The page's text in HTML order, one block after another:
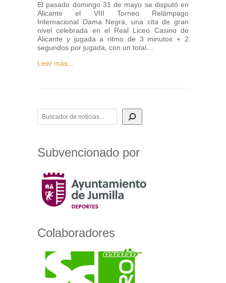
El pasado domingo 31 de mayo se disputó en
Alicante el VIII Torneo Relámpago
Internacional Dama Negra, una cita de gran
nivel celebrada en el Real Liceo Casino de
Alicante y jugada a ritmo de 3 minutos + 2
segundos por jugada, con un total…
Leer más...
BUSCADOR DE NOTICIAS
Subvencionado por
Colaboradores